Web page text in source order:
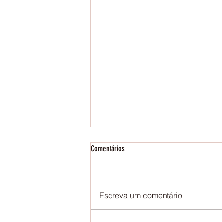
Storytelling on Fridays
Comentários
Escreva um comentário